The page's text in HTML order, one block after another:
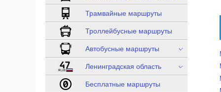
Трамвайные маршруты
Троллейбусные маршруты
Автобусные маршруты
1 ... 99
100 ... 199
Ленинградская область
Проходящие по СПб
Бесплатные маршруты